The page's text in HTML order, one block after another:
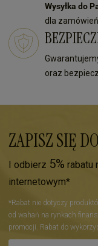
Wysyłka do
dla
oraz
ZAPISZ SIĘ
I odbierz 5% rabatu
internetowym*
*Rabat nie dotyczy
od wahań na rynkach
promocji. Rabat do